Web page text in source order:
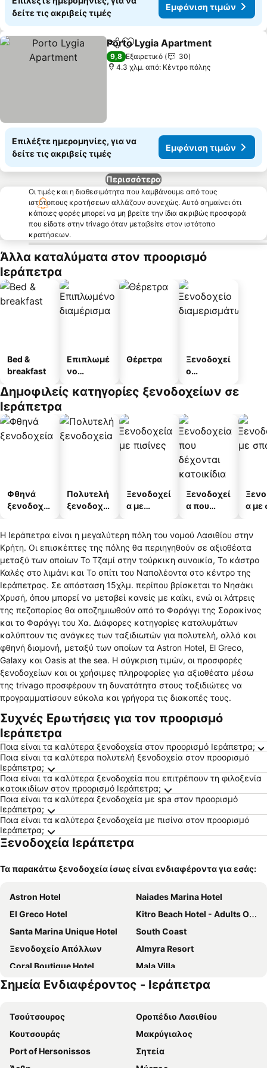
δείτε τις ακριβείς τιμές
Εμφάνιση τιμών
Κοινοποίηση
Προσθήκη στα αγαπημένα
Porto Lygia Apartment
9,8 Εξαιρετικό
30
4.3 χλμ. από: Κέντρο πόλης
Επιλέξτε ημερομηνίες, για να
δείτε τις ακριβείς τιμές
Εμφάνιση τιμών
Περισσότερα
Οι τιμές και η διαθεσιμότητα που λαμβάνουμε από τους
ιστότοπους κρατήσεων αλλάζουν συνεχώς. Αυτό σημαίνει ότι
κάποιες φορές μπορεί να μη βρείτε την ίδια ακριβώς προσφορά
που είδατε στην trivago όταν μεταβείτε στον ιστότοπο
κρατήσεων.
Άλλα καταλύματα στον προορισμό
Ιεράπετρα
Bed &
breakfast
Επιπλωμέ
νο
α
Θέρετρα
Ξενοδοχεί
ο
άτων
Δημοφιλείς κατηγορίες ξενοδοχείων σε
Ιεράπετρα
Φθηνά
ξενοδοχεί
Πολυτελή
ξενοδοχεί
Ξενοδοχεί
α με
Ξενοδοχεί
α που
κατοικίδι
α
α με
Η Ιεράπετρα είναι η μεγαλύτερη πόλη του νομού Λασιθίου στην
Κρήτη. Οι επισκέπτες της πόλης θα περιηγηθούν σε αξιοθέατα
μεταξύ των οποίων Το Τζαμί στην τούρκικη συνοικία, Το κάστρο
Καλές στο λιμάνι και Το σπίτι του Ναπολέοντα στο κέντρο της
Ιεράπετρας. Σε απόσταση 15χλμ. περίπου βρίσκεται το Νησάκι
Χρυσή, όπου μπορεί να μεταβεί κανείς με καΐκι, ενώ οι λάτρεις
της πεζοπορίας θα αποζημιωθούν από το Φαράγγι της Σαρακίνας
και το Φαράγγι του Χα. Διάφορες κατηγορίες καταλυμάτων
καλύπτουν τις ανάγκες των ταξιδιωτών για πολυτελή, αλλά και
φθηνή διαμονή, μεταξύ των οποίων τα Astron Hotel, El Greco,
Galaxy και Oasis at the sea. Η σύγκριση τιμών, οι προσφορές
ξενοδοχείων και οι χρήσιμες πληροφορίες για αξιοθέατα μέσω
της trivago προσφέρουν τη δυνατότητα στους ταξιδιώτες να
προγραμματίσουν εύκολα και γρήγορα τις διακοπές τους.
Συχνές Ερωτήσεις για τον προορισμό
Ιεράπετρα
Ποια είναι τα καλύτερα ξενοδοχεία στον προορισμό Ιεράπετρα;
Ποια είναι τα καλύτερα πολυτελή ξενοδοχεία στον προορισμό
Ιεράπετρα;
Ποια είναι τα καλύτερα ξενοδοχεία που επιτρέπουν τη φιλοξενία
κατοικιδίων στον προορισμό Ιεράπετρα;
Ποια είναι τα καλύτερα ξενοδοχεία με spa στον προορισμό
Ιεράπετρα;
Ποια είναι τα καλύτερα ξενοδοχεία με πισίνα στον προορισμό
Ιεράπετρα;
Ξενοδοχεία Ιεράπετρα
Τα παρακάτω ξενοδοχεία ίσως είναι ενδιαφέροντα για εσάς:
Astron Hotel
Naiades Marina Hotel
El Greco Hotel
Kitro Beach Hotel - Adults Only
Santa Marina Unique Hotel
South Coast
Ξενοδοχείο Απόλλων
Almyra Resort
Coral Boutique Hotel
Mala Villa
Εσπερίδες
Ariadne Beach - Adults Only
Enorme Santanna Beach
Istron Bay
Galaxy Hotel
Tylissos Beach Hotel
Faedra Beach Resort
Villa Cypriana
Σημεία Ενδιαφέροντος - Ιεράπετρα
Τσούτσουρος
Οροπέδιο Λασιθίου
Κουτσουράς
Μακρύγιαλος
Port of Hersonissos
Σητεία